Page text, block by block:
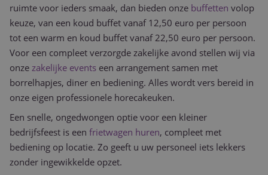
ruimte voor ieders smaak, dan bieden onze buffetten volop
keuze, van een koud buffet vanaf 12,50 euro per persoon
tot een warm en koud buffet vanaf 22,50 euro per persoon.
Voor een compleet verzorgde zakelijke avond stellen wij via
onze zakelijke events een arrangement samen met
borrelhapjes, diner en bediening. Alles wordt vers bereid in
onze eigen professionele horecakeuken.
Een snelle, ongedwongen optie voor een kleiner
bedrijfsfeest is een frietwagen huren, compleet met
bediening op locatie. Zo geeft u uw personeel iets lekkers
zonder ingewikkelde opzet.